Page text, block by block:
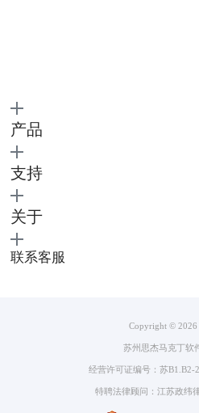
录制控制面板，会统计已录制的时长。
停、终止以及重新录制视频。待录制结
Camtasia剪辑部分。下面我们来看怎么剪
2.剪辑
这里因为篇幅原因，我们不能将剪辑的
产品
支持
关于
联系客服
Copyright © 2026
苏州思杰马克丁软
经营许可证编号：苏B1.B2-
特聘法律顾问：江苏政纬